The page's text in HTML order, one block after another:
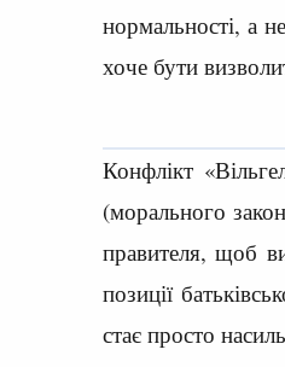
нормальності, а
хоче бути
Конфлікт
(морального
правителя, щоб
позиції
стає просто